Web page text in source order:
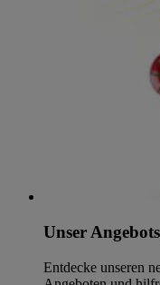
Unser
Entdecke unseren